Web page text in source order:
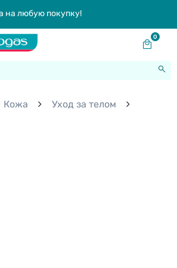
на любую покупку!
0
Кожа
Уход за телом